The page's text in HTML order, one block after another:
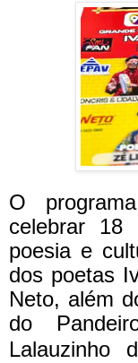
O
celebrar
poesia e
dos poetas
Neto, além
do
Lalauzinho